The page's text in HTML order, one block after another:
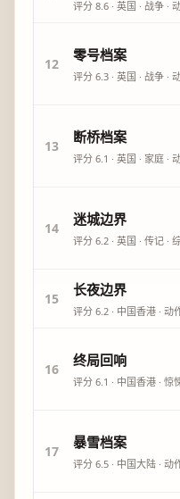
评分 8.6 · 英国 · 战争 ·
12
零号档案
评分 6.3 · 英国 · 战争 ·
13
断桥档案
评分 6.1 · 英国 · 家庭 ·
14
迷城边界
评分 6.2 · 英国 · 传记 ·
15
长夜边界
评分 6.2 · 中国香港 · 动
16
终局回响
评分 6.1 · 中国香港 · 惊
17
暴雪档案
评分 6.5 · 中国大陆 · 动